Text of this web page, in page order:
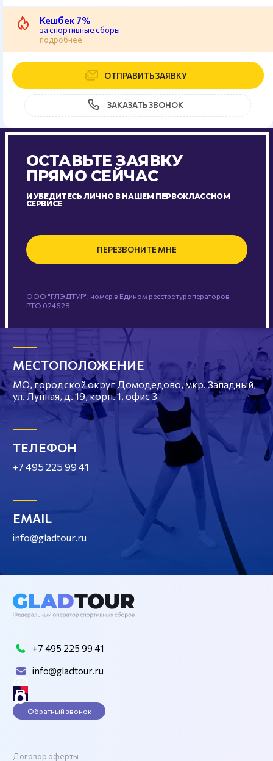
Кешбек 7%
за спортивные сборы
подробнее
ОТПРАВИТЬ ЗАЯВКУ
ЗАКАЗАТЬ ЗВОНОК
ОСТАВЬТЕ ЗАЯВКУ
ПРЯМО СЕЙЧАС
И УБЕДИТЕСЬ ЛИЧНО В НАШЕМ ПЕРВОКЛАССНОМ
СЕРВИСЕ
ПЕРЕЗВОНИТЕ МНЕ
ООО "ГЛЭДТУР", номер в Едином реестре туроператоров -
РТО 024628
МЕСТОПОЛОЖЕНИЕ
МО, городской округ Домодедово, мкр. Западный,
ул. Лунная, д. 19, корп. 1, офис 3
ТЕЛЕФОН
+7 495 225 99 41
EMAIL
info@gladtour.ru
+7 495 225 99 41
info@gladtour.ru
Обратный звонок
Договор оферты